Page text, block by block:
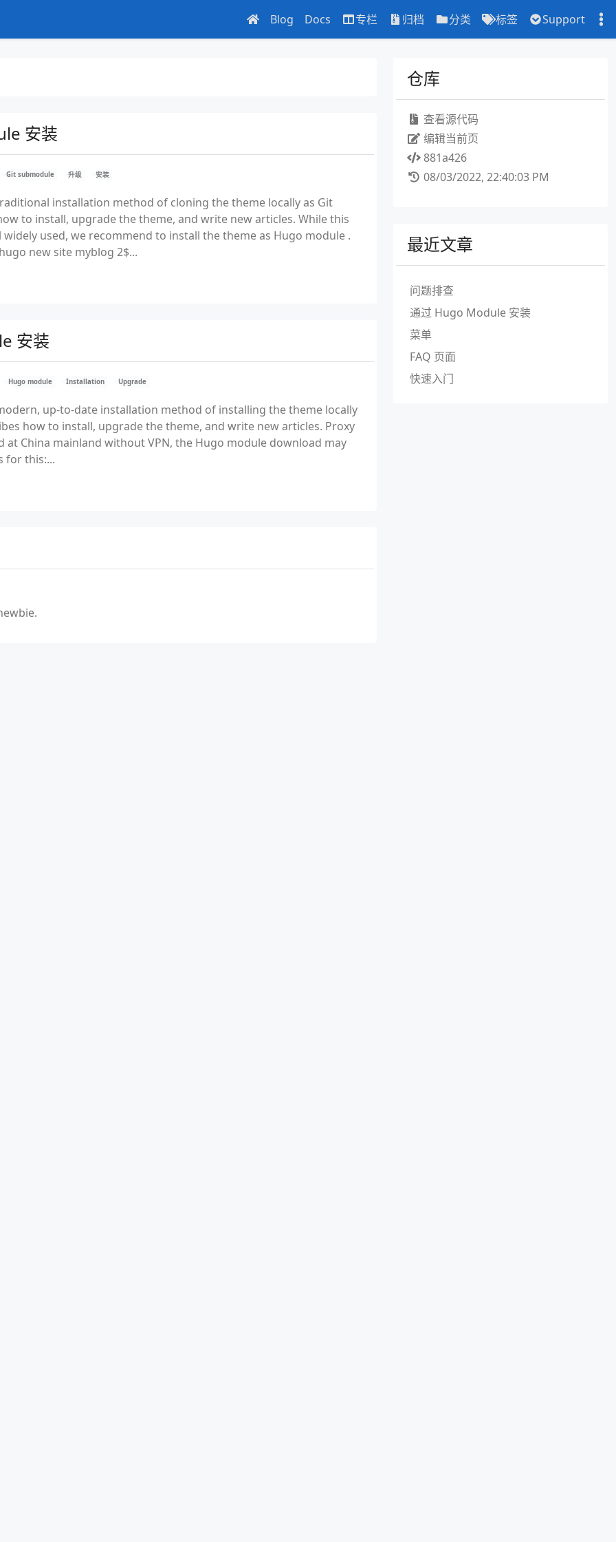
Blog Docs 专栏 归档 分类 标签 Support
安装
Git submodule 升级 安装
installation method of cloning the theme locally as Git
to install, upgrade the theme, and write new articles. While this
used, we recommend to install the theme as Hugo module .
new site myblog 2$...
安装
Hugo module Installation Upgrade
up-to-date installation method of installing the theme locally
how to install, upgrade the theme, and write new articles. Proxy
at China mainland without VPN, the Hugo module download may
for this:...
仓库
查看源代码
编辑当前页
881a426
08/03/2022, 22:40:03 PM
最近文章
问题排查
通过 Hugo Module 安装
菜单
FAQ 页面
快速入门